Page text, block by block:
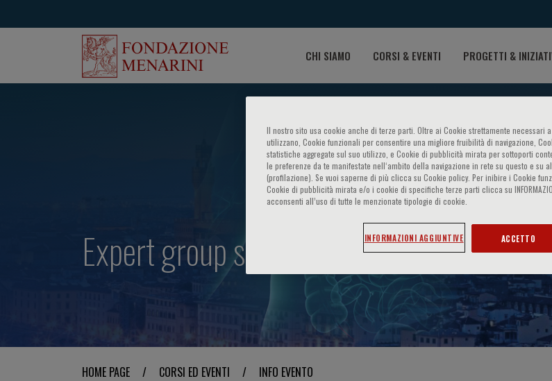
CHI SIAMO CORSI & EVENTI PROGETTI &
Expert group su diabete e obesità
HOME PAGE / CORSI ED EVENTI / INFO EVENTO
Il nostro sito usa cookie anche di terze parti. Oltre ai Cookie strettamente necessari
utilizzano, Cookie funzionali per consentire una migliore fruibilità di navigazione,
statistiche aggregate sul suo utilizzo, e Cookie di pubblicità mirata per sottoporti
le preferenze da te manifestate nell‘ambito della navigazione in rete su questo e su
(profilazione). Se vuoi saperne di più clicca su Cookie policy. Per inibire i Cookie
Cookie di pubblicità mirata e/o i cookie di specifiche terze parti clicca su
acconsenti all’uso di tutte le menzionate tipologie di cookie.
INFORMAZIONI AGGIUNTIVE ACCETTO